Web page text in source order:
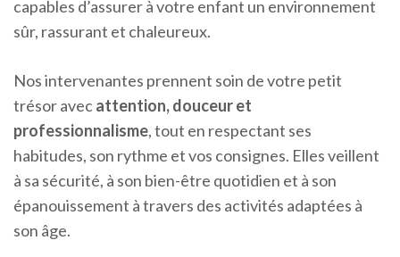
capables d’assurer à votre enfant un environnement
sûr, rassurant et chaleureux.
Nos intervenantes prennent soin de votre petit
trésor avecattention, douceur et
professionnalisme, tout en respectant ses
habitudes, son rythme et vos consignes. Elles veillent
à sa sécurité, à son bien-être quotidien et à son
épanouissement à travers des activités adaptées à
son âge.